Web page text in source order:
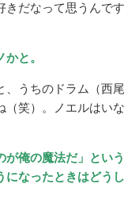
きだなって思うんです
と。
うちのドラム（西尾
（笑）。ノエルはいな
が俺の魔法だ」という
になったときはどうし